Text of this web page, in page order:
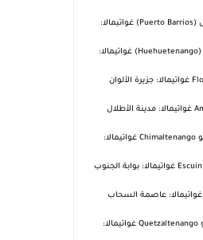
مدينة بويرتو باريوس (Puerto Barrios) غواتيمالا:
مدينة هويويتينانغو (Huehuetenango) غواتيمالا:
مدينة فلوريس Flores غواتيمالا: جزيرة الألوان
مدينة أنتيجوا Antigua غواتيمالا: مدينة الأطلال
مدينة تشيمالتينانغو Chimaltenango غواتيمالا:
مدينة إسكوينتلا Escuintla غواتيمالا: بوابة الجنوب
مدينة كوبان Cobán غواتيمالا: عاصمة السحاب
مدينة كويتزالتينانغو Quetzaltenango غواتيمالا: